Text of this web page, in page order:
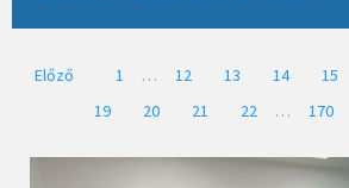
Bejegyzések
lapozása
Előző 1 … 12 13 14 15
19
20 21 22 … 170